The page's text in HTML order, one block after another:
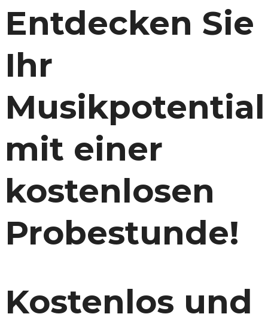
Entdecken Sie
Ihr
Musikpotential
mit einer
kostenlosen
Probestunde!
Kostenlos und